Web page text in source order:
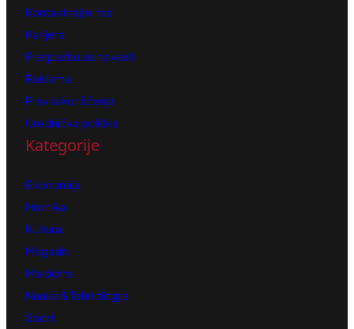
Kontaktirajte nas
Karijera
Pretplatite se na vesti
Reklama
Pravila korišćenja
Urednička politika
Kategorije
Ekonomija
Hronika
Kultura
Magazin
Medicina
Nauka & Tehnologija
Sport